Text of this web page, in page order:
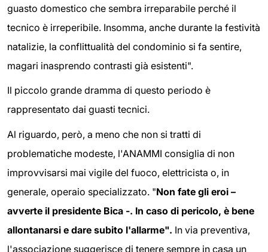
guasto domestico che sembra irreparabile perché il
tecnico è irreperibile. Insomma, anche durante la festività
natalizie, la conflittualità del condominio si fa sentire,
magari inasprendo contrasti già esistenti".
Il piccolo grande dramma di questo periodo è
rappresentato dai guasti tecnici.
Al riguardo, però, a meno che non si tratti di
problematiche modeste, l'ANAMMI consiglia di non
improvvisarsi mai vigile del fuoco, elettricista o, in
generale, operaio specializzato. "Non fate gli eroi –
avverte il presidente Bica -. In caso di pericolo, è bene
allontanarsi e dare subito l'allarme". In via preventiva,
l'associazione suggerisce di tenere sempre in casa un